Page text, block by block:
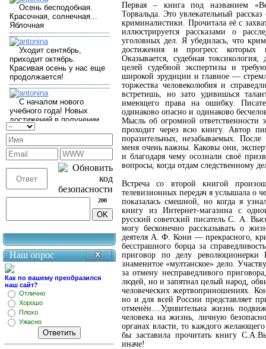
200
Наш опрос
Как по вашему преобразился
наш сайт?
Отлично
Хорошо
Плохо
Ужасно
Первая – книга под названием
Торвальда. Это увлекательный
криминалистики. Прочитала её с
иллюстрируется рассказами о
уголовных дел. Я убедилась, что
достижения и прогресс которых
Оказывается, судебная
целей судебной экспертизы и
широкой эрудиции и главное —
торжества человеколюбия и
встретишь, но зато удивишься
имеющего права на ошибку.
одинаково опасно и одинаково
Мысль об огромной ответственности
проходит через всю книгу. Автор
поразительных, незабываемых.
меня очень важны. Каковы они,
и благодаря чему осознали своё
вопросы, когда отдам следственному
Встреча со второй книгой
телевизионных передач я услышала о
показалась смешной, но когда я
книгу из Интернет-магазина с
русский советский писательС. А.
могу бесконечно рассказывать о
деятеля А. Ф. Кони — прекрасного,
бесстрашного борца за
приговор по делу революционерки
знаменитое «мултанское» дело.
за отмену несправедливого
людей, но и запятнал целый народ,
человеческих жертвоприношениях.
но и для всей России представляет
отменён....Удивительна жизнь
человека на жизнь, личную
органах власти, то каждого
бы заставила прочитать книгу
иначе!